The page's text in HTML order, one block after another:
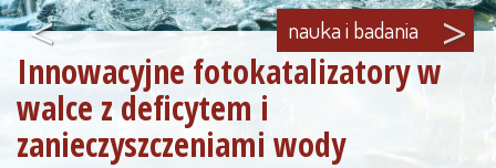
Innowacyjne fotokatalizatory w
walce z deficytem i
zanieczyszczeniami wody
nauka i badania
< >